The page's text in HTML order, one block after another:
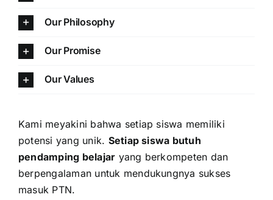
Our Philosophy
Our Promise
Our Values
Kami meyakini bahwa setiap siswa memiliki
potensi yang unik. Setiap siswa butuh
pendamping belajar yang berkompeten dan
berpengalaman untuk mendukungnya sukses
masuk PTN.